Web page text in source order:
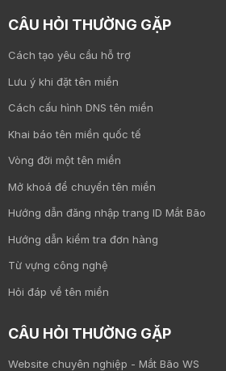
CÂU HỎI THƯỜNG GẶP
Cách tạo yêu cầu hỗ trợ
Lưu ý khi đặt tên miền
Cách cấu hình DNS tên miền
Khai báo tên miền quốc tế
Vòng đời một tên miền
Mở khoá để chuyển tên miền
Hướng dẫn đăng nhập trang ID Mắt Bão
Hướng dẫn kiểm tra đơn hàng
Từ vựng công nghệ
Hỏi đáp về tên miền
CÂU HỎI THƯỜNG GẶP
Website chuyên nghiệp - Mắt Bão WS